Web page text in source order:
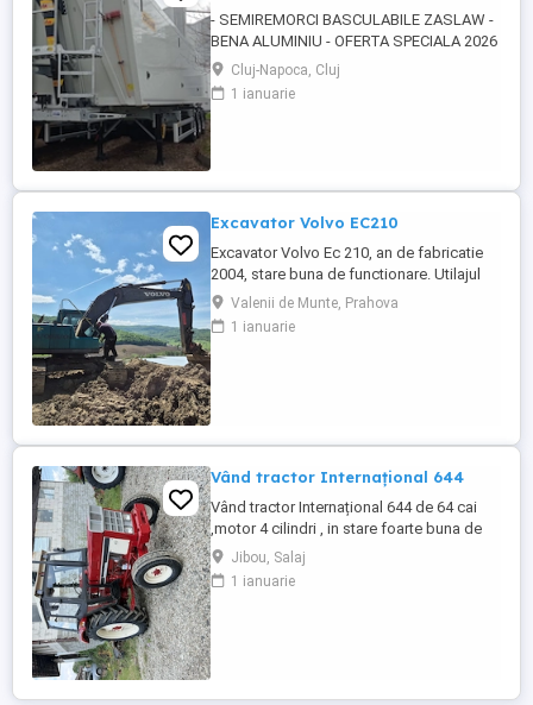
- SEMIREMORCI BASCULABILE ZASLAW -
BENA ALUMINIU - OFERTA SPECIALA 2026
!! - VEHICULE NOI - ( pe stoc SAU în
fabricație ZASLAW - cu termen SCURT de
livrare ) DESCRIERE VEHICULE : -
Cluj-Napoca, Cluj
1 ianuarie
Excavator Volvo EC210
Excavator Volvo Ec 210, an de fabricatie
2004, stare buna de functionare. Utilajul
are cupla hidarulica rapida, linii hidraulice
auxiliare pentru picon, foarfeca, etc.
Motorul este Deutz-Volvo cu racire pe
Valenii de Munte, Prahova
1 ianuarie
Vând tractor Internațional 644
Vând tractor Internațional 644 de 64 cai
,motor 4 cilindri , in stare foarte buna de
functionare, cutie de viteze mecanica cu 2
manete ,ambreiaj priza, cauciucuri in stare
bună ,fara defecte, revizie facuta,
Jibou, Salaj
1 ianuarie